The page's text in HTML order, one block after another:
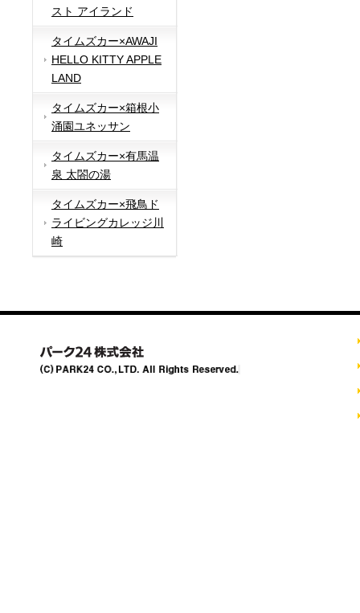
スト アイランド
タイムズカー×AWAJI
HELLO KITTY APPLE
LAND
タイムズカー×箱根小
涌園ユネッサン
タイムズカー×有馬温
泉 太閤の湯
タイムズカー×飛鳥ド
ライビングカレッジ川
崎